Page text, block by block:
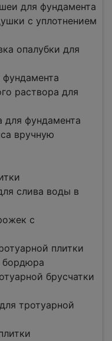
для фундамента
с уплотнением
опалубки для
фундамента
раствора для
фундамента
вручную
слива воды в
с
плитки
бордюра
брусчатки
тротуарной